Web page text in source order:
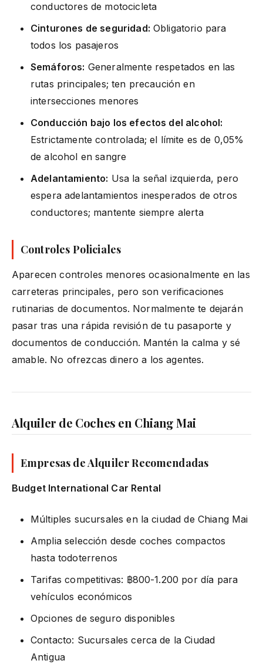
conductores de motocicleta
Cinturones de seguridad: Obligatorio para
todos los pasajeros
Semáforos: Generalmente respetados en las
rutas principales; ten precaución en
intersecciones menores
Conducción bajo los efectos del alcohol:
Estrictamente controlada; el límite es de 0,05%
de alcohol en sangre
Adelantamiento: Usa la señal izquierda, pero
espera adelantamientos inesperados de otros
conductores; mantente siempre alerta
Controles Policiales
Aparecen controles menores ocasionalmente en las
carreteras principales, pero son verificaciones
rutinarias de documentos. Normalmente te dejarán
pasar tras una rápida revisión de tu pasaporte y
documentos de conducción. Mantén la calma y sé
amable. No ofrezcas dinero a los agentes.
Alquiler de Coches en Chiang Mai
Empresas de Alquiler Recomendadas
Budget International Car Rental
Múltiples sucursales en la ciudad de Chiang Mai
Amplia selección desde coches compactos
hasta todoterrenos
Tarifas competitivas: ฿800-1.200 por día para
vehículos económicos
Opciones de seguro disponibles
Contacto: Sucursales cerca de la Ciudad
Antigua